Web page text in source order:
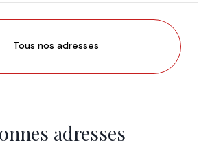
Tous nos adresses
adresses